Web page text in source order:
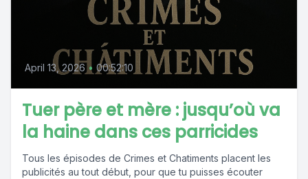
April 13, 2026 • 00:52:10
Tuer père et mère : jusqu’où va
la haine dans ces parricides
Tous les épisodes de Crimes et Chatiments placent les
publicités au tout début, pour que tu puisses écouter